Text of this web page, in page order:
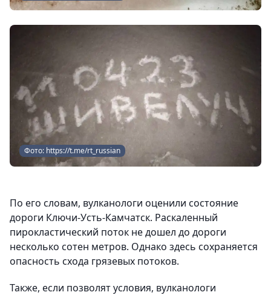
Фото: https://t.me/rt_russian
По его словам, вулканологи оценили состояние
дороги Ключи-Усть-Камчатск. Раскаленный
пирокластический поток не дошел до дороги
несколько сотен метров. Однако здесь сохраняется
опасность схода грязевых потоков.
Также, если позволят условия, вулканологи